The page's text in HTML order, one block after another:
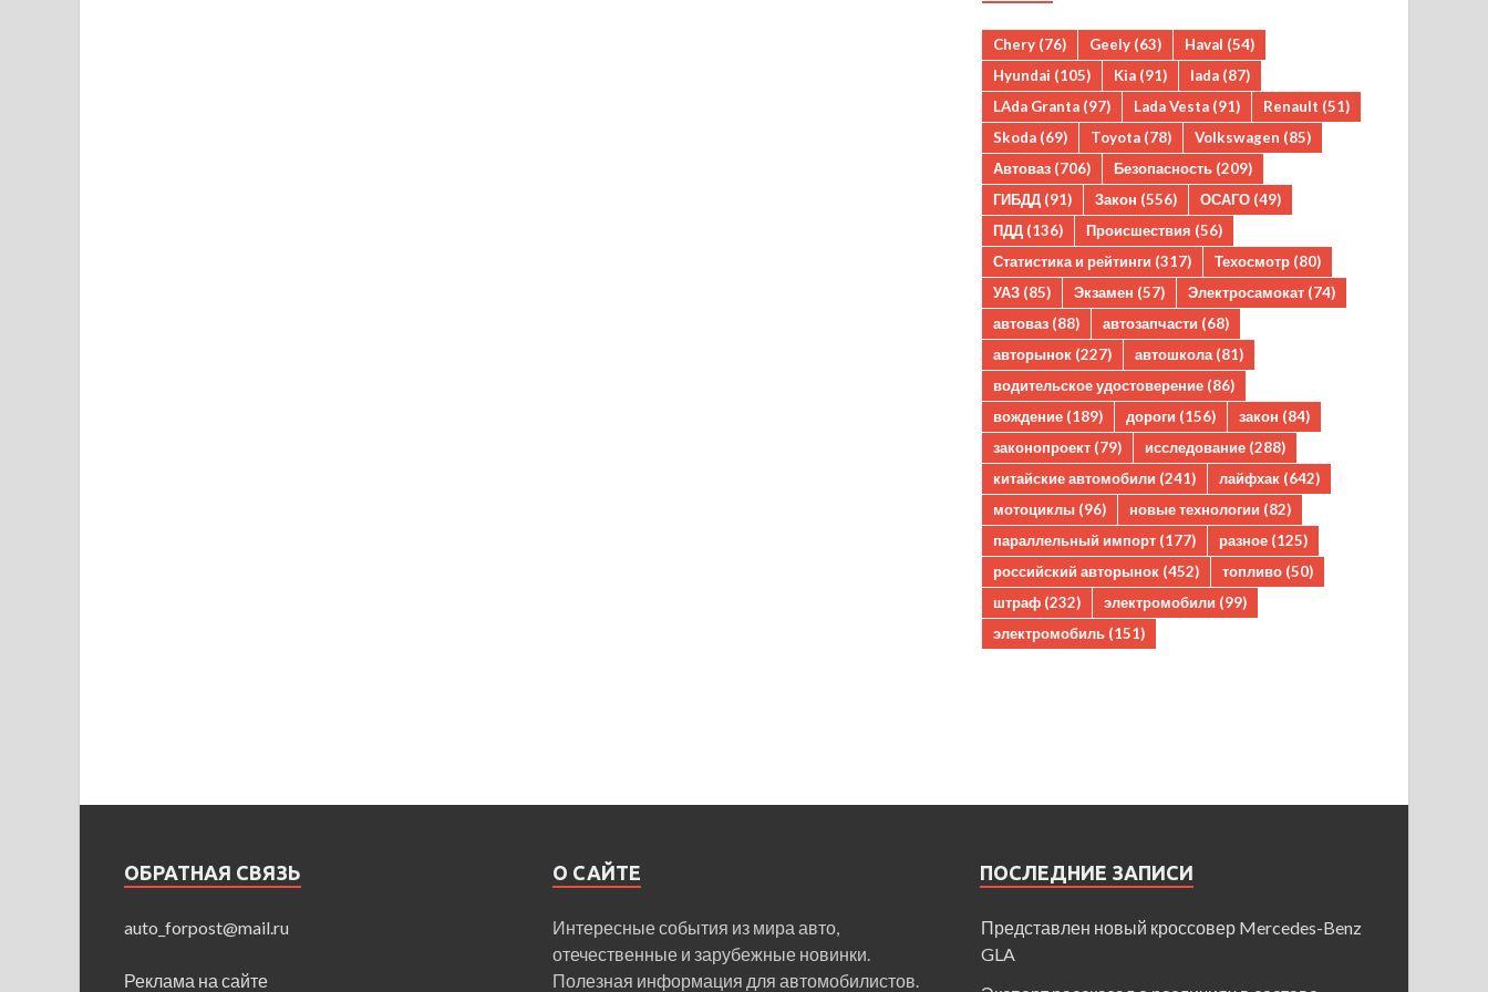
Chery (76) Geely (63) Haval (54)
Hyundai (105) Kia (91) lada (87)
LAda Granta (97) Lada Vesta (91) Renault (51)
Skoda (69) Toyota (78) Volkswagen (85)
Автоваз (706) Безопасность (209)
ГИБДД (91) Закон (556) ОСАГО (49)
ПДД (136) Происшествия (56)
Статистика и рейтинги (317) Техосмотр (80)
УАЗ (85) Экзамен (57) Электросамокат (74)
автоваз (88) автозапчасти (68)
авторынок (227) автошкола (81)
водительское удостоверение (86)
вождение (189) дороги (156) закон (84)
законопроект (79) исследование (288)
китайские автомобили (241) лайфхак (642)
мотоциклы (96) новые технологии (82)
параллельный импорт (177) разное (125)
российский авторынок (452) топливо (50)
штраф (232) электромобили (99)
электромобиль (151)
ОБРАТНАЯ СВЯЗЬ
auto_forpost@mail.ru
Реклама на сайте
О САЙТЕ
Интересные события из мира авто,
отечественные и зарубежные новинки.
Полезная информация для автомобилистов.
ПОСЛЕДНИЕ ЗАПИСИ
Представлен новый кроссовер Mercedes-Benz
GLA